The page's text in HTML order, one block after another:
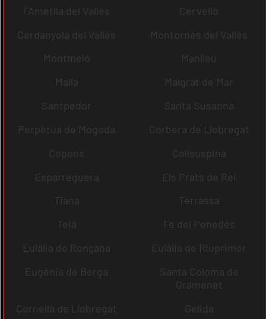
l´Ametlla del Vallès
Cervelló
Cerdanyola del Vallès
Montornès del Vallès
Montmeló
Manlleu
Malla
Malgrat de Mar
Santpedor
Santa Susanna
Perpètua de Mogoda
Corbera de Llobregat
Copons
Collsuspina
Esparreguera
Els Prats de Rei
Tiana
Terrassa
Teià
Fe del Penedès
Eulàlia de Ronçana
Eulàlia de Riuprimer
Eugènia de Berga
Santa Coloma de
Gramenet
Cornellà de Llobregat
Gelida